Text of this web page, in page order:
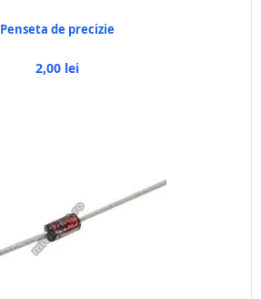
Penseta de precizie
2,00 lei